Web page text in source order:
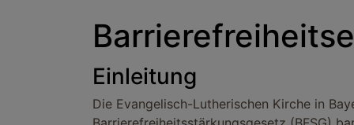
Einleitung
Die Evangelisch-Lutherischen Kirche in